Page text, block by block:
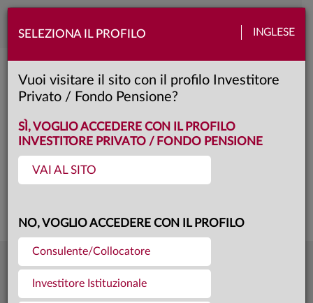
SELEZIONA IL PROFILO INGLESE
Vuoi visitare il sito con il profilo Investitore
Privato / Fondo Pensione?
SÌ, VOGLIO ACCEDERE CON IL PROFILO
INVESTITORE PRIVATO / FONDO PENSIONE
VAI AL SITO
NO, VOGLIO ACCEDERE CON IL PROFILO
Consulente/Collocatore
Investitore Istituzionale
Toggle
ANIMA Liquidity
Classe: R
Questa è una comunicazione di marketing. Si prega di consultare il prospetto e
Ultima quota
04.08.26